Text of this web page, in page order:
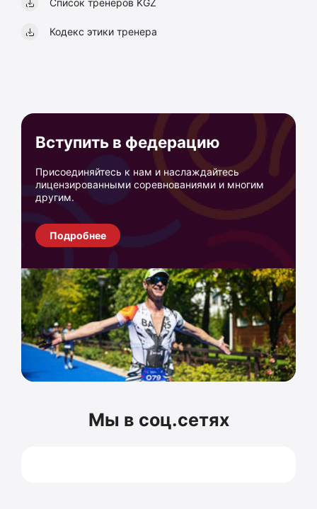
Кодекс этики тренера
Мы в соц.сетях
Вступить в федерацию
Присоединяйтесь к нам и наслаждайтесь
лицензированными соревнованиями и многим
другим.
Подробнее